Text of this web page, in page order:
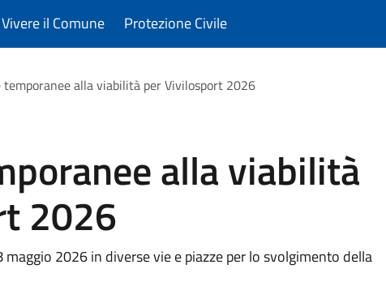
Vivere il Comune Protezione Civile
temporanee alla viabilità per Vivilosport 2026
alla viabilità
2026
2026 in diverse vie e piazze per lo svolgimento della